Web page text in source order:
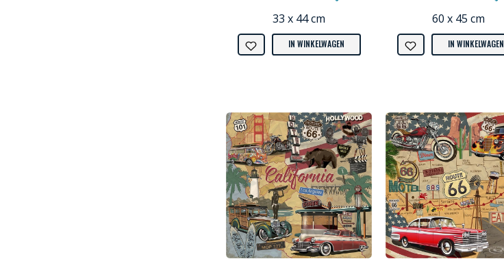
33 x 44 cm
IN WINKELWAGEN
60 x 45 cm
IN WINKELWAGEN